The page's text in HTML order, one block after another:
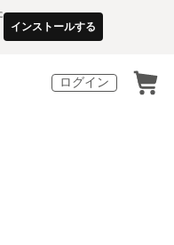
インストールする
ログイン